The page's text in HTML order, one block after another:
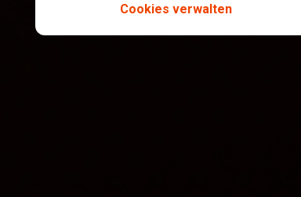
Cookies verwalten